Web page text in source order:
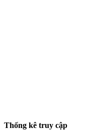
Thống kê truy cập